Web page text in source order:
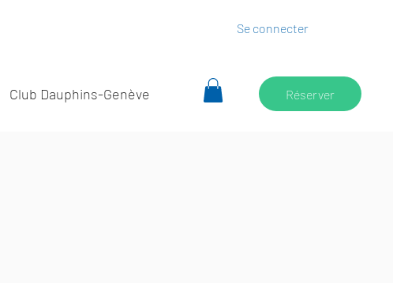
Se connecter
Club Dauphins-Genève Réserver